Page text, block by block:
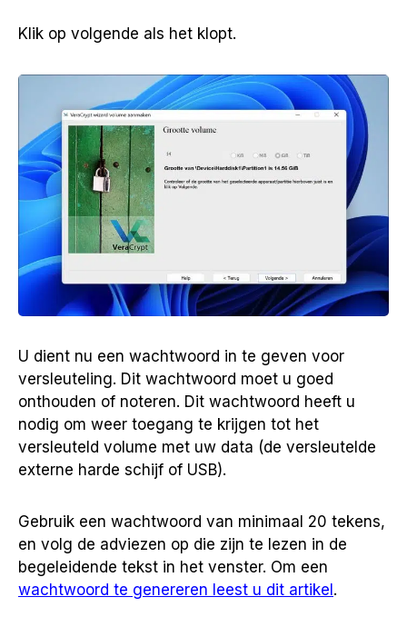
Klik op volgende als het klopt.
U dient nu een wachtwoord in te geven voor
versleuteling. Dit wachtwoord moet u goed
onthouden of noteren. Dit wachtwoord heeft u
nodig om weer toegang te krijgen tot het
versleuteld volume met uw data (de versleutelde
externe harde schijf of USB).
Gebruik een wachtwoord van minimaal 20 tekens,
en volg de adviezen op die zijn te lezen in de
begeleidende tekst in het venster. Om een
wachtwoord te genereren leest u dit artikel .